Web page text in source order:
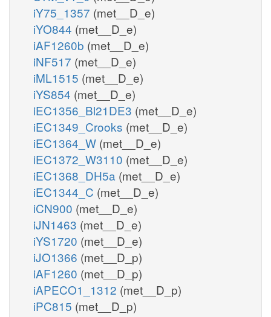
iY75_1357 (met__D_e)
iYO844 (met__D_e)
iAF1260b (met__D_e)
iNF517 (met__D_e)
iML1515 (met__D_e)
iYS854 (met__D_e)
iEC1356_Bl21DE3 (met__D_e)
iEC1349_Crooks (met__D_e)
iEC1364_W (met__D_e)
iEC1372_W3110 (met__D_e)
iEC1368_DH5a (met__D_e)
iEC1344_C (met__D_e)
iCN900 (met__D_e)
iJN1463 (met__D_e)
iYS1720 (met__D_e)
iJO1366 (met__D_p)
iAF1260 (met__D_p)
iAPECO1_1312 (met__D_p)
iPC815 (met__D_p)